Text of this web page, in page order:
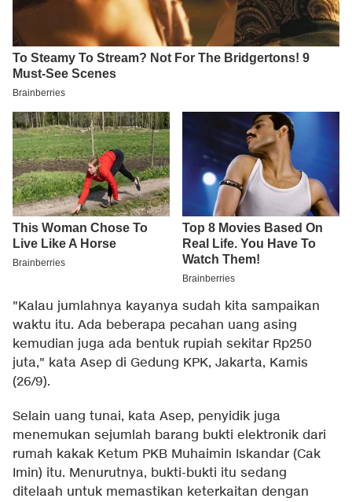
"Kalau jumlahnya kayanya sudah kita sampaikan
waktu itu. Ada beberapa pecahan uang asing
kemudian juga ada bentuk rupiah sekitar Rp250
juta," kata Asep di Gedung KPK, Jakarta, Kamis
(26/9).
Selain uang tunai, kata Asep, penyidik juga
menemukan sejumlah barang bukti elektronik dari
rumah kakak Ketum PKB Muhaimin Iskandar (Cak
Imin) itu. Menurutnya, bukti-bukti itu sedang
ditelaah untuk memastikan keterkaitan dengan